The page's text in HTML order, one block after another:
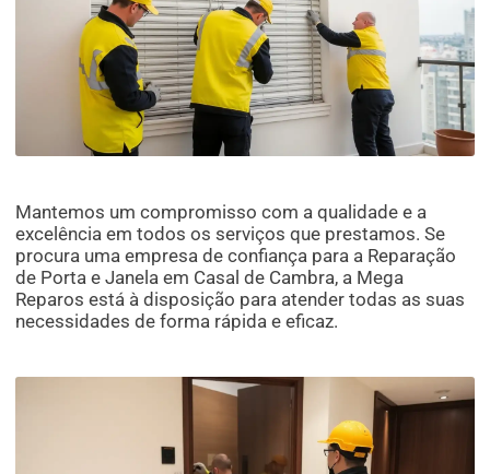
Mantemos um compromisso com a qualidade e a
excelência em todos os serviços que prestamos. Se
procura uma empresa de confiança para a Reparação
de Porta e Janela em Casal de Cambra, a Mega
Reparos está à disposição para atender todas as suas
necessidades de forma rápida e eficaz.